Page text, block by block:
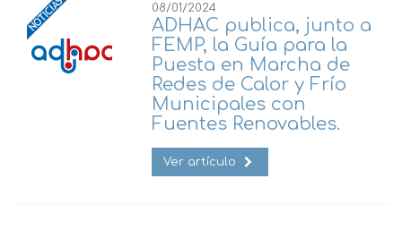
08/01/2024
ADHAC publica, junto a
FEMP, la Guía para la
Puesta en Marcha de
Redes de Calor y Frío
Municipales con
Fuentes Renovables.
Ver artículo